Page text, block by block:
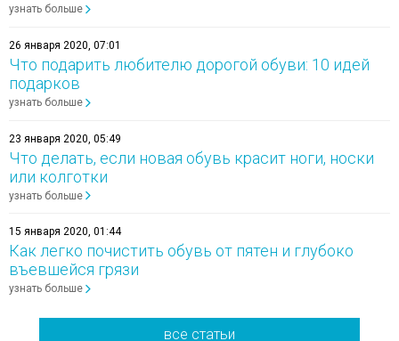
узнать больше
26 января 2020, 07:01
Что подарить любителю дорогой обуви: 10 идей
подарков
узнать больше
23 января 2020, 05:49
Что делать, если новая обувь красит ноги, носки
или колготки
узнать больше
15 января 2020, 01:44
Как легко почистить обувь от пятен и глубоко
въевшейся грязи
узнать больше
все статьи